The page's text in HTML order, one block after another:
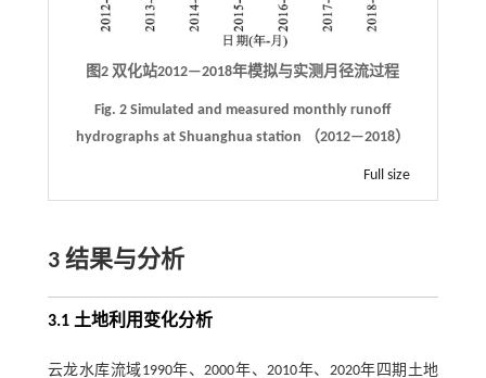
图2 双化站2012—2018年模拟与实测月径流过程
Fig. 2 Simulated and measured monthly runoff
hydrographs at Shuanghua station （2012—2018）
Full size
3 结果与分析
3.1 土地利用变化分析
云龙水库流域1990年、2000年、2010年、2020年四期土地